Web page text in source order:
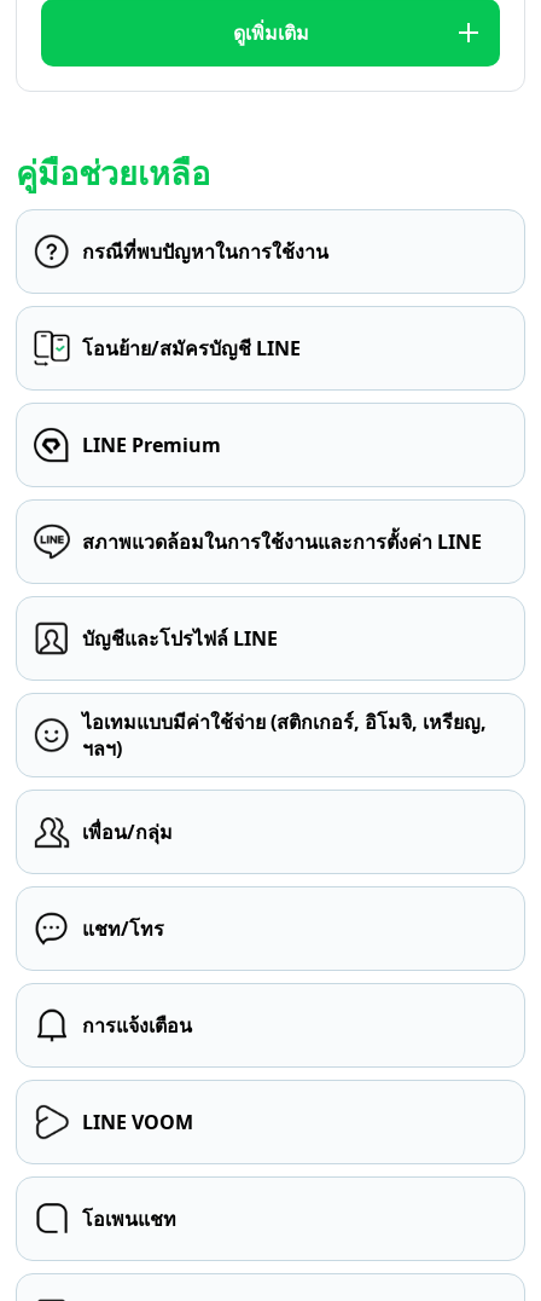
ดูเพิ่มเติม
คู่มือช่วยเหลือ
กรณีที่พบปัญหาในการใช้งาน
โอนย้าย/สมัครบัญชี LINE
LINE Premium
สภาพแวดล้อมในการใช้งานและการตั้งค่า LINE
บัญชีและโปรไฟล์ LINE
ไอเทมแบบมีค่าใช้จ่าย (สติกเกอร์, อิโมจิ, เหรียญ,
ฯลฯ)
เพื่อน/กลุ่ม
แชท/โทร
การแจ้งเตือน
LINE VOOM
โอเพนแชท